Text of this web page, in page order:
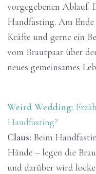
vorgegebenen Ablauf.
Handfasting. Am
Kräfte und gerne ein
vom Brautpaar über
neues gemeinsames
Weird Wedding:
Handfasting?
Claus: Beim
Hände – legen die
und darüber wird